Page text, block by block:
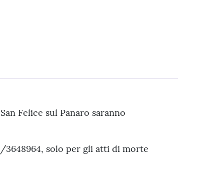
Felice sul Panaro saranno
3648964, solo per gli atti di morte